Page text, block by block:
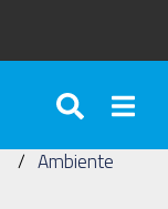
Ambiente